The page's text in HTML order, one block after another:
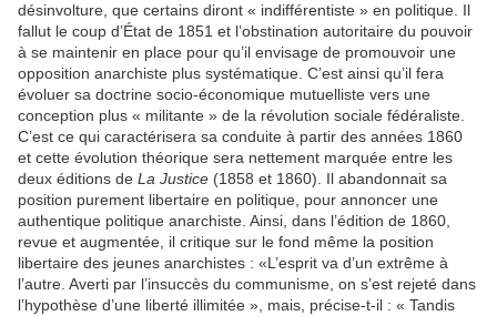
désinvolture, que certains diront « indifférentiste » en politique. Il
fallut le coup d’État de 1851 et l’obstination autoritaire du pouvoir
à se maintenir en place pour qu’il envisage de promouvoir une
opposition anarchiste plus systématique. C’est ainsi qu’il fera
évoluer sa doctrine socio-économique mutuelliste vers une
conception plus « militante » de la révolution sociale fédéraliste.
C’est ce qui caractérisera sa conduite à partir des années 1860
et cette évolution théorique sera nettement marquée entre les
deux éditions de La Justice (1858 et 1860). Il abandonnait sa
position purement libertaire en politique, pour annoncer une
authentique politique anarchiste. Ainsi, dans l’édition de 1860,
revue et augmentée, il critique sur le fond même la position
libertaire des jeunes anarchistes : «L’esprit va d’un extrême à
l’autre. Averti par l’insuccès du communisme, on s’est rejeté dans
l’hypothèse d’une liberté illimitée », mais, précise-t-il : « Tandis